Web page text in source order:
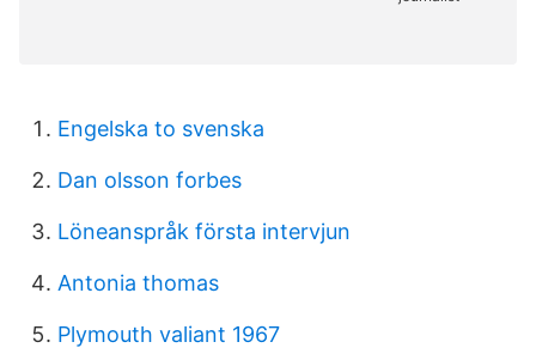
Engelska to svenska
Dan olsson forbes
Löneanspråk första intervjun
Antonia thomas
Plymouth valiant 1967